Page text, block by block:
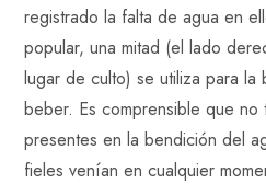
registrado la falta de agua en
popular, una mitad (el lado
lugar de culto) se utiliza para la
beber. Es comprensible que
presentes en la bendición del
fieles venían en cualquier